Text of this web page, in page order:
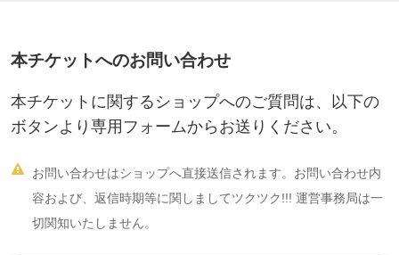
（ホメオパシーアカデミージャパン：略称 エイチエ
ージャパン）です。
イツでは原書であるドイツ語のオルガノン・慢性病
(論)を用いて、ドイツ語での解説講義を行っていま
本チケットへのお問い合わせ
本チケットに関するショップへのご質問は、以下の
ボタンより専用フォームからお送りください。

お問い合わせはショップへ直接送信されます。お問い合わせ内
容および、返信時期等に関しましてツクツク!!! 運営事務局は一
切関知いたしません。